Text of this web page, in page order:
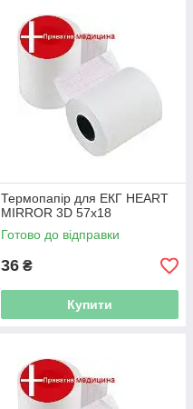
Термопапір для ЕКГ HEART
MIRROR 3D 57х18
Готово до відправки
36 ₴
Купити